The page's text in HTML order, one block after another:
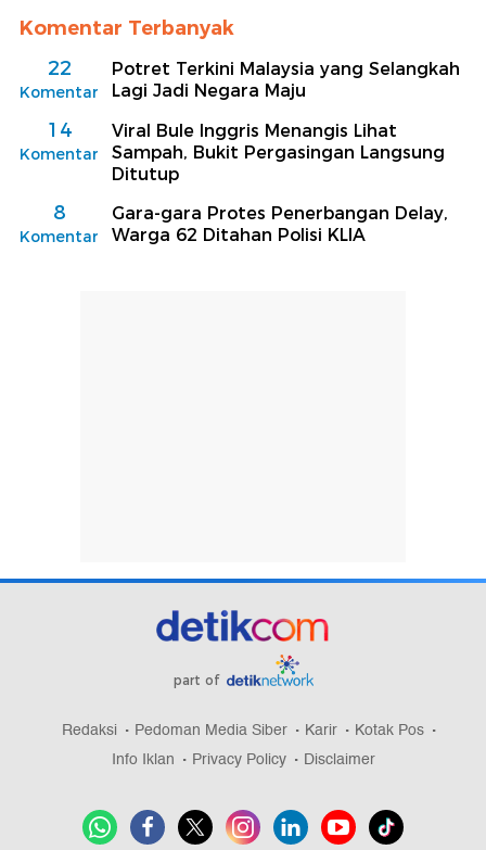
Komentar Terbanyak
22
Komentar
Potret Terkini Malaysia yang Selangkah
Lagi Jadi Negara Maju
14
Komentar
Viral Bule Inggris Menangis Lihat
Sampah, Bukit Pergasingan Langsung
Ditutup
8
Komentar
Gara-gara Protes Penerbangan Delay,
Warga 62 Ditahan Polisi KLIA
part of
Redaksi Pedoman Media Siber Karir
Kotak Pos
Info Iklan
Privacy Policy Disclaimer